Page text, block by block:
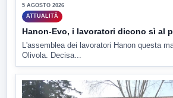
5 AGOSTO 2026
ATTUALITÀ
Hanon-Evo, i lavoratori dicono sì al
L'assemblea dei lavoratori Hanon questa
Olivola. Decisa...